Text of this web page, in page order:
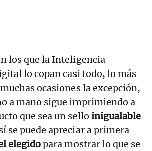
los que la Inteligencia
lo copan casi todo, lo más
ocasiones la excepción,
a mano sigue imprimiendo a
que sea un sello inigualable
se puede apreciar a primera
elegidopara mostrar lo que se